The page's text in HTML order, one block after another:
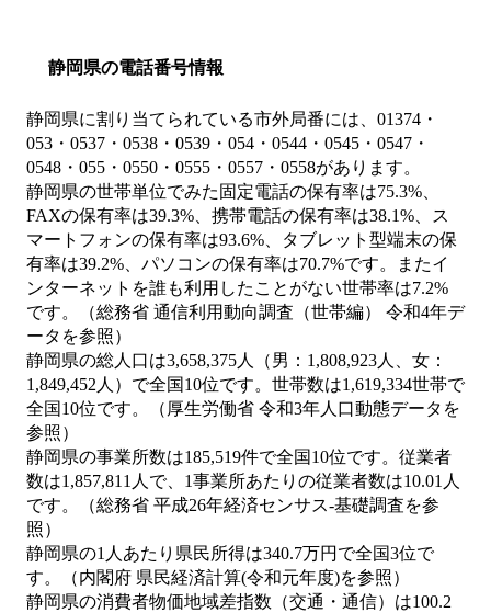
静岡県の電話番号情報
静岡県に割り当てられている市外局番には、01374・
053・0537・0538・0539・054・0544・0545・0547・
0548・055・0550・0555・0557・0558があります。
静岡県の世帯単位でみた固定電話の保有率は75.3%、
FAXの保有率は39.3%、携帯電話の保有率は38.1%、ス
マートフォンの保有率は93.6%、タブレット型端末の保
有率は39.2%、パソコンの保有率は70.7%です。またイ
ンターネットを誰も利用したことがない世帯率は7.2%
です。（総務省 通信利用動向調査（世帯編） 令和4年デ
ータを参照）
静岡県の総人口は3,658,375人（男：1,808,923人、女：
1,849,452人）で全国10位です。世帯数は1,619,334世帯で
全国10位です。（厚生労働省 令和3年人口動態データを
参照）
静岡県の事業所数は185,519件で全国10位です。従業者
数は1,857,811人で、1事業所あたりの従業者数は10.01人
です。（総務省 平成26年経済センサス‐基礎調査を参
照）
静岡県の1人あたり県民所得は340.7万円で全国3位で
す。（内閣府 県民経済計算(令和元年度)を参照）
静岡県の消費者物価地域差指数（交通・通信）は100.2